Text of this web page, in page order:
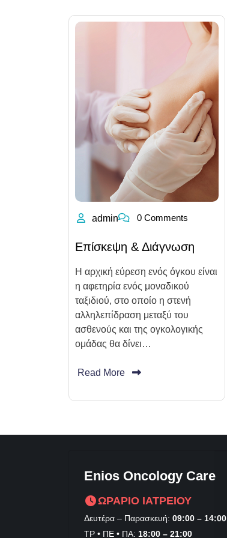
admin 0 Comments
Επίσκεψη & Διάγνωση
Η αρχική εύρεση ενός όγκου είναι
η αφετηρία ενός μοναδικού
ταξιδιού, στο οποίο η στενή
αλληλεπίδραση μεταξύ του
ασθενούς και της ογκολογικής
ομάδας θα δίνει…
Read More
Enios Oncology Care
ΩΡΑΡΙΟ ΙΑΤΡΕΙΟΥ
Δευτέρα – Παρασκευή: 09:00 – 14:00
ΤΡ • ΠΕ • ΠΑ: 18:00 – 21:00